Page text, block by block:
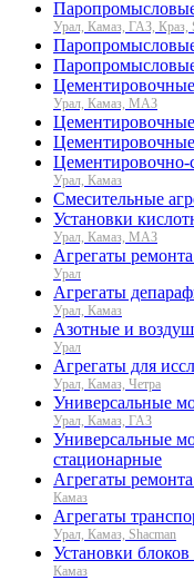
Урал, Камаз, ГАЗ, Краз,
Урал, Камаз, МАЗ
Цементировочные
Цементировочно-
Урал, Камаз
Смесительные
Установки
Урал, Камаз, МАЗ
Агрегаты
Урал
Агрегаты
Урал, Камаз
Азотные и
Урал
Агрегаты для
Урал, Камаз, Четра
Универсальные
Урал, Камаз, ГАЗ
Универсальные
стационарные
Агрегаты
Камаз
Агрегаты
Урал, Камаз, Shacman
Установки
Камаз